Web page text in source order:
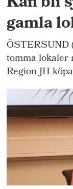
gamla
ÖSTERSUND
tomma lokaler
Region JH